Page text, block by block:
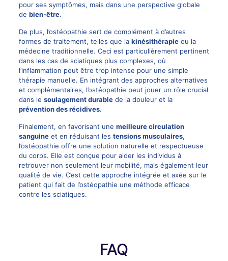
pour ses symptômes, mais dans une perspective globale
de bien-être.
De plus, l’ostéopathie sert de complément à d’autres
formes de traitement, telles que la kinésithérapieou la
médecine traditionnelle. Ceci est particulièrement pertinent
dans les cas de sciatiques plus complexes, où
l’inflammation peut être trop intense pour une simple
thérapie manuelle. En intégrant des approches alternatives
et complémentaires, l’ostéopathie peut jouer un rôle crucial
dans le soulagement durablede la douleur et la
prévention des récidives.
Finalement, en favorisant une meilleure circulation
sanguineet en réduisant les tensions musculaires,
l’ostéopathie offre une solution naturelle et respectueuse
du corps. Elle est conçue pour aider les individus à
retrouver non seulement leur mobilité, mais également leur
qualité de vie. C’est cette approche intégrée et axée sur le
patient qui fait de l’ostéopathie une méthode efficace
contre les sciatiques.
FAQ